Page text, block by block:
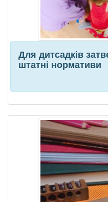
Для дитсадків
штатні нормативи